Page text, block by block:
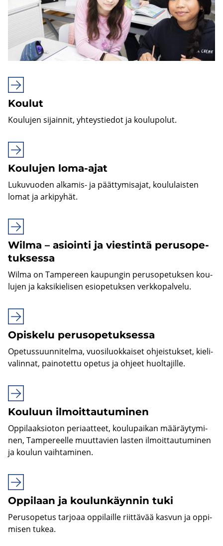
Kou­lut
Kou­lu­jen si­jain­nit, yh­teys­tie­dot ja kou­lu­po­lut.
Kou­lu­jen loma-​ajat
Lu­ku­vuo­den alkamis-​ ja päät­ty­mi­sa­jat, kou­lu­lais­ten
lomat ja ar­ki­py­hät.
Wilma – asioin­ti ja vies­tin­tä pe­rus­o­pe­
tuk­ses­sa
Wilma on Tam­pe­reen kau­pun­gin pe­rus­o­pe­tuk­sen kou­
lu­jen ja kak­si­kie­li­sen esio­pe­tuk­sen verk­ko­pal­ve­lu.
Opis­ke­lu pe­rus­o­pe­tuk­ses­sa
Ope­tus­suun­ni­tel­ma, vuo­si­luok­kai­set oh­jeis­tuk­set, kie­li­
va­lin­nat, pai­no­tet­tu ope­tus ja oh­jeet huol­ta­jil­le.
Kou­luun il­moit­tau­tu­mi­nen
Op­pi­laak­sio­ton pe­ri­aat­teet, kou­lu­pai­kan mää­räy­ty­mi­
nen, Tam­pe­reel­le muut­ta­vien las­ten il­moit­tau­tu­mi­nen
ja kou­lun vaih­ta­mi­nen.
Op­pi­laan ja kou­lun­käyn­nin tuki
Pe­rus­o­pe­tus tar­jo­aa op­pi­lail­le riit­tä­vää kas­vun ja op­pi­
mi­sen tukea.